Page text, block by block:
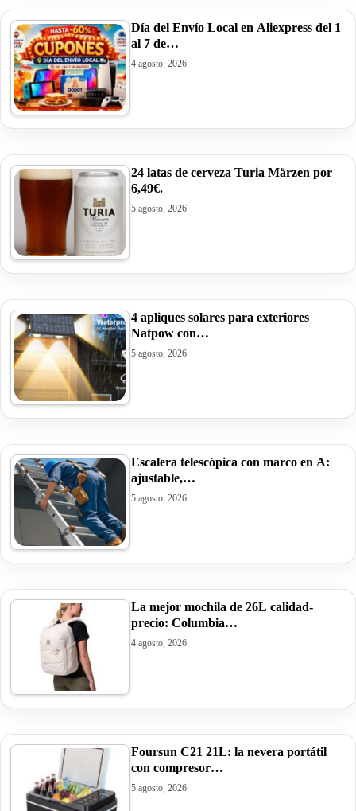
Día del Envío Local en Aliexpress del 1
al 7 de…
4 agosto, 2026
24 latas de cerveza Turia Märzen por
6,49€.
5 agosto, 2026
4 apliques solares para exteriores
Natpow con…
5 agosto, 2026
Escalera telescópica con marco en A:
ajustable,…
5 agosto, 2026
La mejor mochila de 26L calidad-
precio: Columbia…
4 agosto, 2026
Foursun C21 21L: la nevera portátil
con compresor…
5 agosto, 2026